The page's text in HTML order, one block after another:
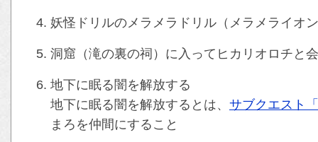
妖怪ドリルのメラメラドリル（メラメライオ
洞窟（滝の裏の祠）に入ってヒカリオロチと
地下に眠る闇を解放する
地下に眠る闇を解放するとは、 サブクエスト
まろを仲間にすること